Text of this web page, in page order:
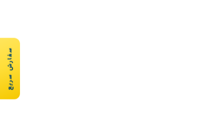
سفارش سریع